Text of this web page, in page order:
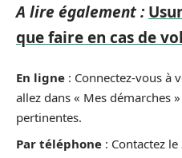
A lire également :
que faire en cas de
En ligne : Connectez-vous à
allez dans « Mes démarches
pertinentes.
Par téléphone : Contactez